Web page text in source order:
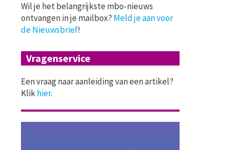
Wil je het belangrijkste mbo-nieuws
ontvangen in je mailbox? Meld je aan voor
de Nieuwsbrief!
Vragenservice
Een vraag naar aanleiding van een artikel?
Klikhier.